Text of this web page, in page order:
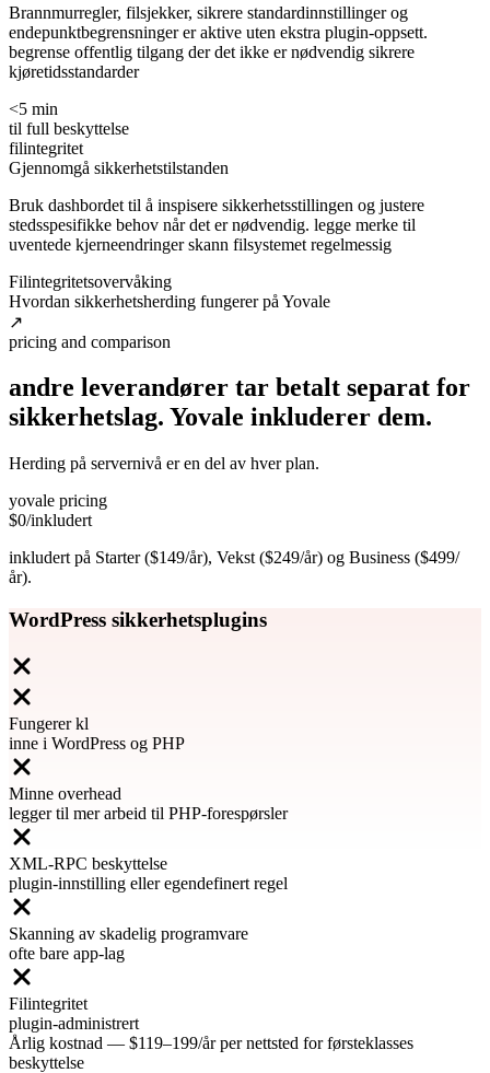
Brannmurregler, filsjekker, sikrere standardinnstillinger og
endepunktbegrensninger er aktive uten ekstra plugin-oppsett.
begrense offentlig tilgang der det ikke er nødvendig sikrere
kjøretidsstandarder
<5 min
til full beskyttelse
filintegritet
Gjennomgå sikkerhetstilstanden
Bruk dashbordet til å inspisere sikkerhetsstillingen og justere
stedsspesifikke behov når det er nødvendig. legge merke til
uventede kjerneendringer skann filsystemet regelmessig
Filintegritetsovervåking
Hvordan sikkerhetsherding fungerer på Yovale
↗
pricing and comparison
andre leverandører tar betalt separat for
sikkerhetslag. Yovale inkluderer dem.
Herding på servernivå er en del av hver plan.
yovale pricing
$0/inkludert
inkludert på Starter ($149/år), Vekst ($249/år) og Business ($499/
år).
WordPress sikkerhetsplugins
Fungerer kl
inne i WordPress og PHP
Minne overhead
legger til mer arbeid til PHP-forespørsler
XML-RPC beskyttelse
plugin-innstilling eller egendefinert regel
Skanning av skadelig programvare
ofte bare app-lag
Filintegritet
plugin-administrert
Årlig kostnad — $119–199/år per nettsted for førsteklasses
beskyttelse